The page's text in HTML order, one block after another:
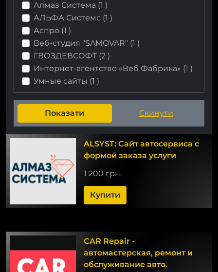
Алмаз Система (1 )
АЛЬФА Системс (1 )
Аспро (1 )
Веб-cтудия "SAMOVAR" (1 )
ГВОЗДЕВСОФТ (2 )
Интернет-агентство «Веб Фабрика» (1 )
Умные сайты (1 )
ALSYST: Сайт автосервиса с
формой заказа услуги
1 200 грн.
Купити
CAR Repair -
автомастерская, ремонт и
обслуживание авто.